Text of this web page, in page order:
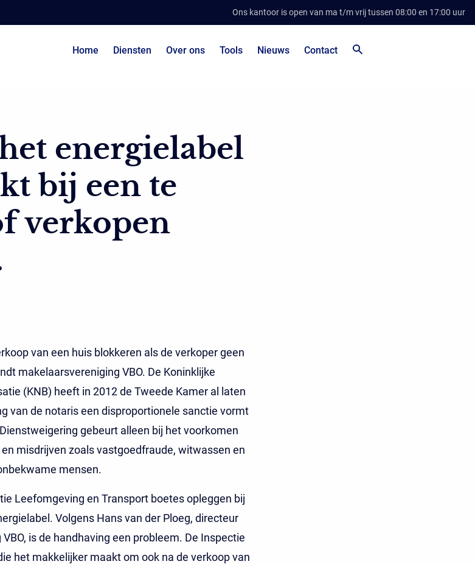
Ons kantoor is open van ma t/m vrij tussen 08:00 en 17:00 uur
Home Diensten Over ons Tools Nieuws Contact
energielabel
bij een te
verkopen
van een huis blokkeren als de verkoper geen
makelaarsvereniging VBO. De Koninklijke
(KNB) heeft in 2012 de Tweede Kamer al laten
van de notaris een disproportionele sanctie vormt
gebeurt alleen bij het voorkomen
misdrijven zoals vastgoedfraude, witwassen en
mensen.
Leefomgeving en Transport boetes opleggen bij
Volgens Hans van der Ploeg, directeur
is de handhaving een probleem. De Inspectie
het makkelijker maakt om ook na de verkoop van